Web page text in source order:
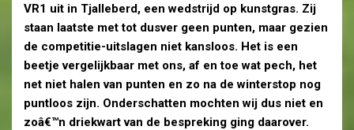
VR1 uit in Tjalleberd, een wedstrijd op kunstgras. Zij
staan laatste met tot dusver geen punten, maar gezien
de competitie-uitslagen niet kansloos. Het is een
beetje vergelijkbaar met ons, af en toe wat pech, het
net niet halen van punten en zo na de winterstop nog
puntloos zijn. Onderschatten mochten wij dus niet en
zoâ€™n driekwart van de bespreking ging daarover.